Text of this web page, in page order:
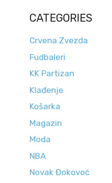
CATEGORIES
Crvena Zvezda
Fudbaleri
KK Partizan
Klađenje
Košarka
Magazin
Moda
NBA
Novak Đokovoć